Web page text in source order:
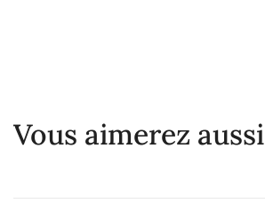
Vous aimerez aussi